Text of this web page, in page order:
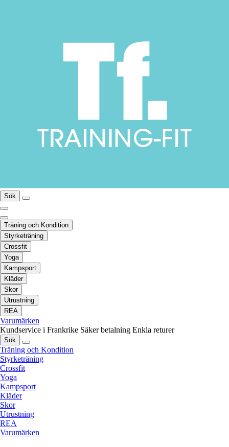
Sök
Träning och Kondition
Styrketräning
Crossfit
Yoga
Kampsport
Kläder
Skor
Utrustning
REA
Varumärken
Kundservice i Frankrike Säker betalning Enkla returer
Sök
Träning och Kondition
Styrketräning
Crossfit
Yoga
Kampsport
Kläder
Skor
Utrustning
REA
Varumärken